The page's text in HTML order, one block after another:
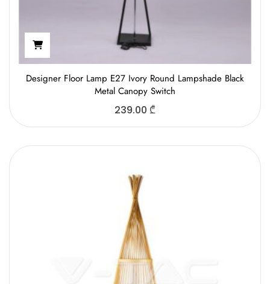
Designer Floor Lamp E27 Ivory Round Lampshade Black
Metal Canopy Switch
239.00 ₾